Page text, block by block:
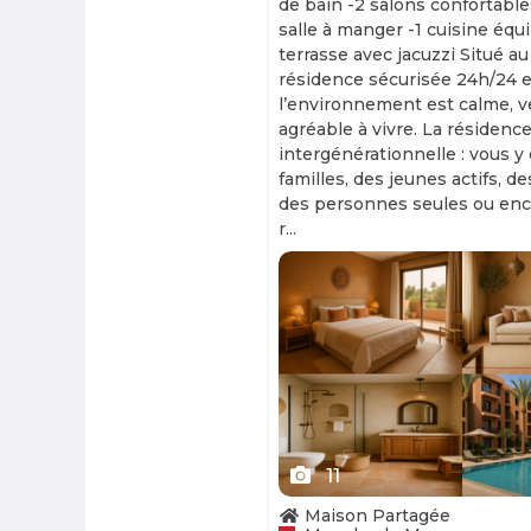
de bain -2 salons
salle à manger -1 cuisine
terrasse avec jacuzzi Situé
résidence sécurisée 24h/24
l’environnement est calme,
agréable à vivre. La
intergénérationnelle : vous y
familles, des jeunes actifs,
des personnes seules ou
r...
Slide 1 of 11
11
Maison Partagée